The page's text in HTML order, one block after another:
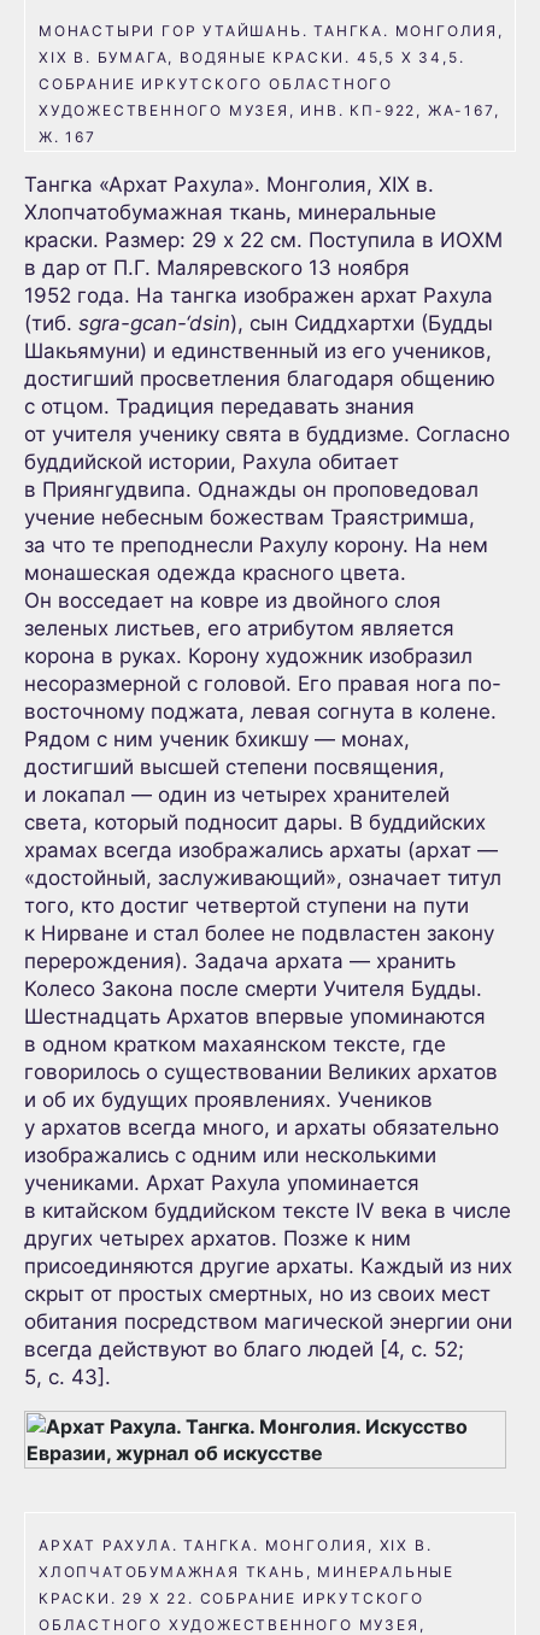
МОНАСТЫРИ ГОР УТАЙШАНЬ. ТАНГКА. МОНГОЛИЯ,
XIX В. БУМАГА, ВОДЯНЫЕ КРАСКИ. 45,5 Х 34,5.
СОБРАНИЕ ИРКУТСКОГО ОБЛАСТНОГО
ХУДОЖЕСТВЕННОГО МУЗЕЯ, ИНВ. КП-922, ЖА-167,
Ж. 167
Тангка «Архат Рахула». Монголия, XIX в.
Хлопчатобумажная ткань, минеральные
краски. Размер: 29 х 22 см. Поступила в ИОХМ
в дар от П.Г. Маляревского 13 ноября
1952 года. На тангка изображен архат Рахула
(тиб. sgra-gcan-‘dsin), сын Сиддхартхи (Будды
Шакьямуни) и единственный из его учеников,
достигший просветления благодаря общению
с отцом. Традиция передавать знания
от учителя ученику свята в буддизме. Согласно
буддийской истории, Рахула обитает
в Приянгудвипа. Однажды он проповедовал
учение небесным божествам Траястримша,
за что те преподнесли Рахулу корону. На нем
монашеская одежда красного цвета.
Он восседает на ковре из двойного слоя
зеленых листьев, его атрибутом является
корона в руках. Корону художник изобразил
несоразмерной с головой. Его правая нога по-
восточному поджата, левая согнута в колене.
Рядом с ним ученик бхикшу — монах,
достигший высшей степени посвящения,
и локапал — один из четырех хранителей
света, который подносит дары. В буддийских
храмах всегда изображались архаты (архат —
«достойный, заслуживающий», означает титул
того, кто достиг четвертой ступени на пути
к Нирване и стал более не подвластен закону
перерождения). Задача архата — хранить
Колесо Закона после смерти Учителя Будды.
Шестнадцать Архатов впервые упоминаются
в одном кратком махаянском тексте, где
говорилось о существовании Великих архатов
и об их будущих проявлениях. Учеников
у архатов всегда много, и архаты обязательно
изображались с одним или несколькими
учениками. Архат Рахула упоминается
в китайском буддийском тексте IV века в числе
других четырех архатов. Позже к ним
присоединяются другие архаты. Каждый из них
скрыт от простых смертных, но из своих мест
обитания посредством магической энергии они
всегда действуют во благо людей [4, с. 52;
5, с. 43].
АРХАТ РАХУЛА. ТАНГКА. МОНГОЛИЯ, XIX В.
ХЛОПЧАТОБУМАЖНАЯ ТКАНЬ, МИНЕРАЛЬНЫЕ
КРАСКИ. 29 Х 22. СОБРАНИЕ ИРКУТСКОГО
ОБЛАСТНОГО ХУДОЖЕСТВЕННОГО МУЗЕЯ,